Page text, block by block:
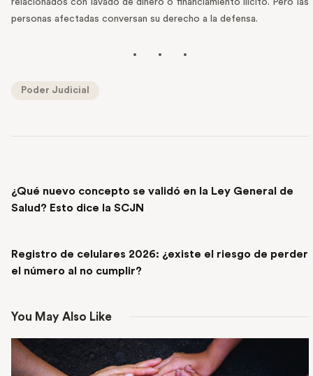
relacionados con lavado de dinero o financiamiento ilícito. Pero las
personas afectadas conversan su derecho a la defensa.
Poder Judicial
¿Qué nuevo concepto se validó en la Ley General de
Salud? Esto dice la SCJN
Registro de celulares 2026: ¿existe el riesgo de perder
el número al no cumplir?
You May Also Like